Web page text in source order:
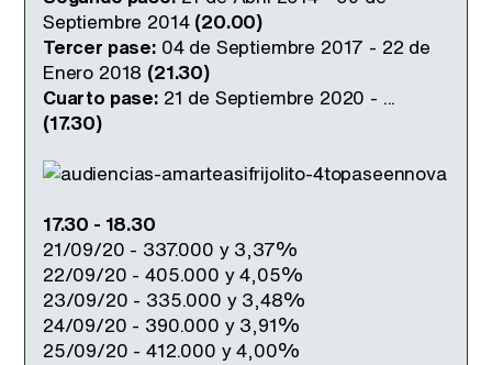
Septiembre 2014 (20.00)
Tercer pase:04 de Septiembre 2017 - 22 de
Enero 2018 (21.30)
Cuarto pase:21 de Septiembre 2020 - ...
(17.30)
17.30 - 18.30
21/09/20 - 337.000 y 3,37%
22/09/20 - 405.000 y 4,05%
23/09/20 - 335.000 y 3,48%
24/09/20 - 390.000 y 3,91%
25/09/20 - 412.000 y 4,00%